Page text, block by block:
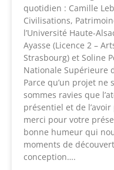
quotidien : Camille
Civilisations,
l’Université Haute-
Ayasse (Licence 2 –
Strasbourg) et Soline
Nationale Supérieure
Parce qu’un projet ne
sommes ravies que
présentiel et de
merci pour votre
bonne humeur qui
moments de
conception….